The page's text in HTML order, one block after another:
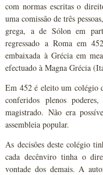
com normas escritas o
uma comissão de três
grega, a de Sólon em
regressado a Roma em
embaixada à Grécia em
efectuado à Magna Grécia
Em 452 é eleito um colégio
conferidos plenos
magistrado. Não era
assembleia popular.
As decisões deste colégio
cada decênviro tinha o
vontade dos demais. A